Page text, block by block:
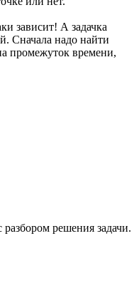
зависит! А задачка
Сначала надо найти
промежуток времени,
решения задачи.